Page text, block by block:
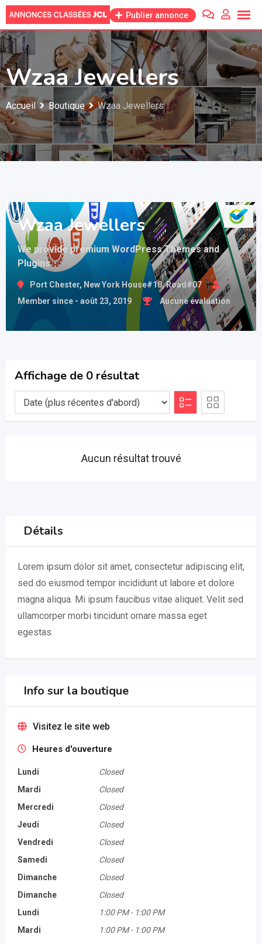
Skip
to
content
Publier annonce
Wzaa Jewellers
Accueil Boutique Wzaa Jewellers
Wzaa Jewellers
We provide premium WordPress Themes and
Plugins
Port Chester, New York House#18, Road#07
Member since - août 23, 2019
Aucune évaluation
Affichage de 0 résultat
Aucun résultat trouvé
Détails
Lorem ipsum dolor sit amet, consectetur adipiscing elit,
sed do eiusmod tempor incididunt ut labore et dolore
magna aliqua. Mi ipsum faucibus vitae aliquet. Velit sed
ullamcorper morbi tincidunt ornare massa eget
egestas.
Info sur la boutique
Visitez le site web
Heures d'ouverture
Lundi
Closed
Mardi
Closed
Mercredi
Closed
Jeudi
Closed
Vendredi
Closed
Samedi
Closed
Dimanche
Closed
Dimanche
Closed
Lundi
1:00 PM - 1:00 PM
Mardi
1:00 PM - 1:00 PM